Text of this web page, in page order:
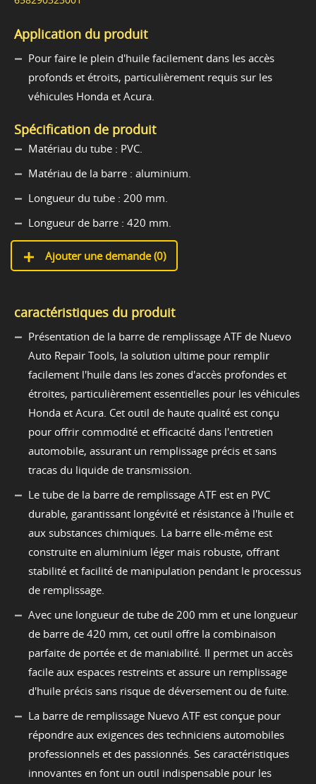
Application du produit
Pour faire le plein d'huile facilement dans les accès
profonds et étroits, particulièrement requis sur les
véhicules Honda et Acura.
Spécification de produit
Matériau du tube : PVC.
Matériau de la barre : aluminium.
Longueur du tube : 200 mm.
Longueur de barre : 420 mm.
Ajouter une demande (0)
caractéristiques du produit
Présentation de la barre de remplissage ATF de Nuevo
Auto Repair Tools, la solution ultime pour remplir
facilement l'huile dans les zones d'accès profondes et
étroites, particulièrement essentielles pour les véhicules
Honda et Acura. Cet outil de haute qualité est conçu
pour offrir commodité et efficacité dans l'entretien
automobile, assurant un remplissage précis et sans
tracas du liquide de transmission.
Le tube de la barre de remplissage ATF est en PVC
durable, garantissant longévité et résistance à l'huile et
aux substances chimiques. La barre elle-même est
construite en aluminium léger mais robuste, offrant
stabilité et facilité de manipulation pendant le processus
de remplissage.
Avec une longueur de tube de 200 mm et une longueur
de barre de 420 mm, cet outil offre la combinaison
parfaite de portée et de maniabilité. Il permet un accès
facile aux espaces restreints et assure un remplissage
d'huile précis sans risque de déversement ou de fuite.
La barre de remplissage Nuevo ATF est conçue pour
répondre aux exigences des techniciens automobiles
professionnels et des passionnés. Ses caractéristiques
innovantes en font un outil indispensable pour les